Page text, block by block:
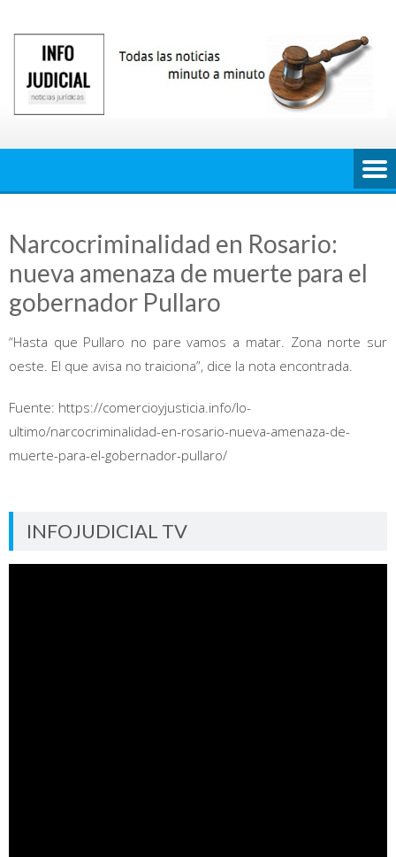
contenido
Narcocriminalidad en Rosario:
nueva amenaza de muerte para el
gobernador Pullaro
“Hasta que Pullaro no pare vamos a matar. Zona norte sur
oeste. El que avisa no traiciona”, dice la nota encontrada.
Fuente: https://comercioyjusticia.info/lo-
ultimo/narcocriminalidad-en-rosario-nueva-amenaza-de-
muerte-para-el-gobernador-pullaro/
INFOJUDICIAL TV